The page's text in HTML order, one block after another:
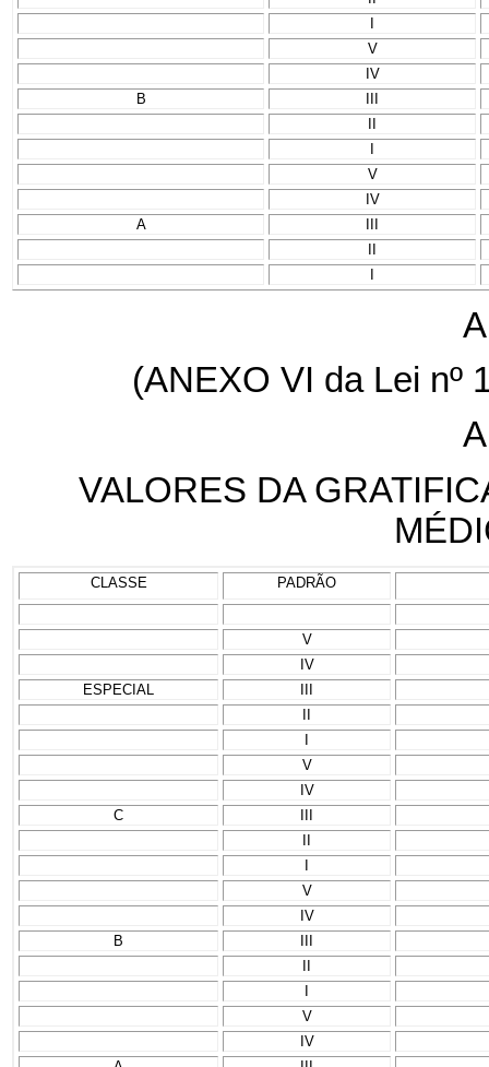
V
IV
B
V
IV
A
(ANEXO VI da Lei nº
VALORES DA
CLASSE PADRÃO
V
IV
ESPECIAL
V
IV
C
V
IV
B
V
IV